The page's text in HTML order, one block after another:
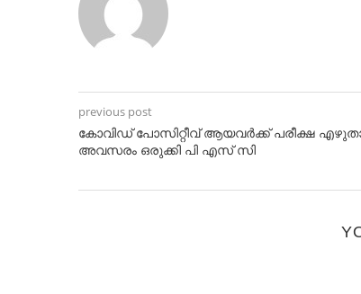
previous post
കോവിഡ് പോസിറ്റീവ് ആയവർക്ക് പരീക്ഷ
അവസരം ഒരുക്കി പി എസ് സി